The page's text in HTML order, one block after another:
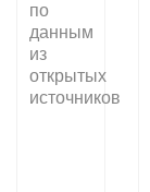
по
данным
из
открытых
источников